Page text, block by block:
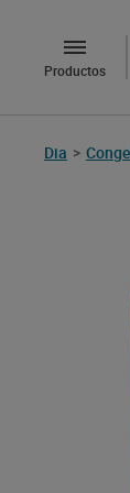
Productos
Dia >